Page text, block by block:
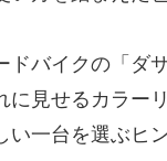
ドバイクの「ダ
に見せるカラー
い一台を選ぶヒ